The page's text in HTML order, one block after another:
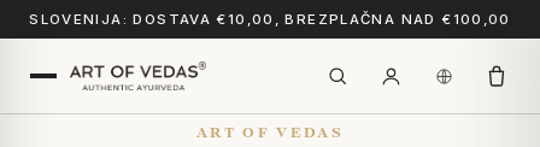
SLOVENIJA: DOSTAVA €10,00, BREZPLAČNA NAD €100,00
ART OF VEDAS